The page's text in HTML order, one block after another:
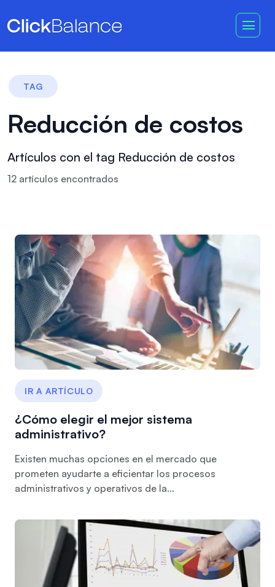
TAG
Reducción de costos
Artículos con el tag Reducción de costos
12 artículos encontrados
IR A ARTÍCULO
¿Cómo elegir el mejor sistema
administrativo?
Existen muchas opciones en el mercado que
prometen ayudarte a eficientar los procesos
administrativos y operativos de la...